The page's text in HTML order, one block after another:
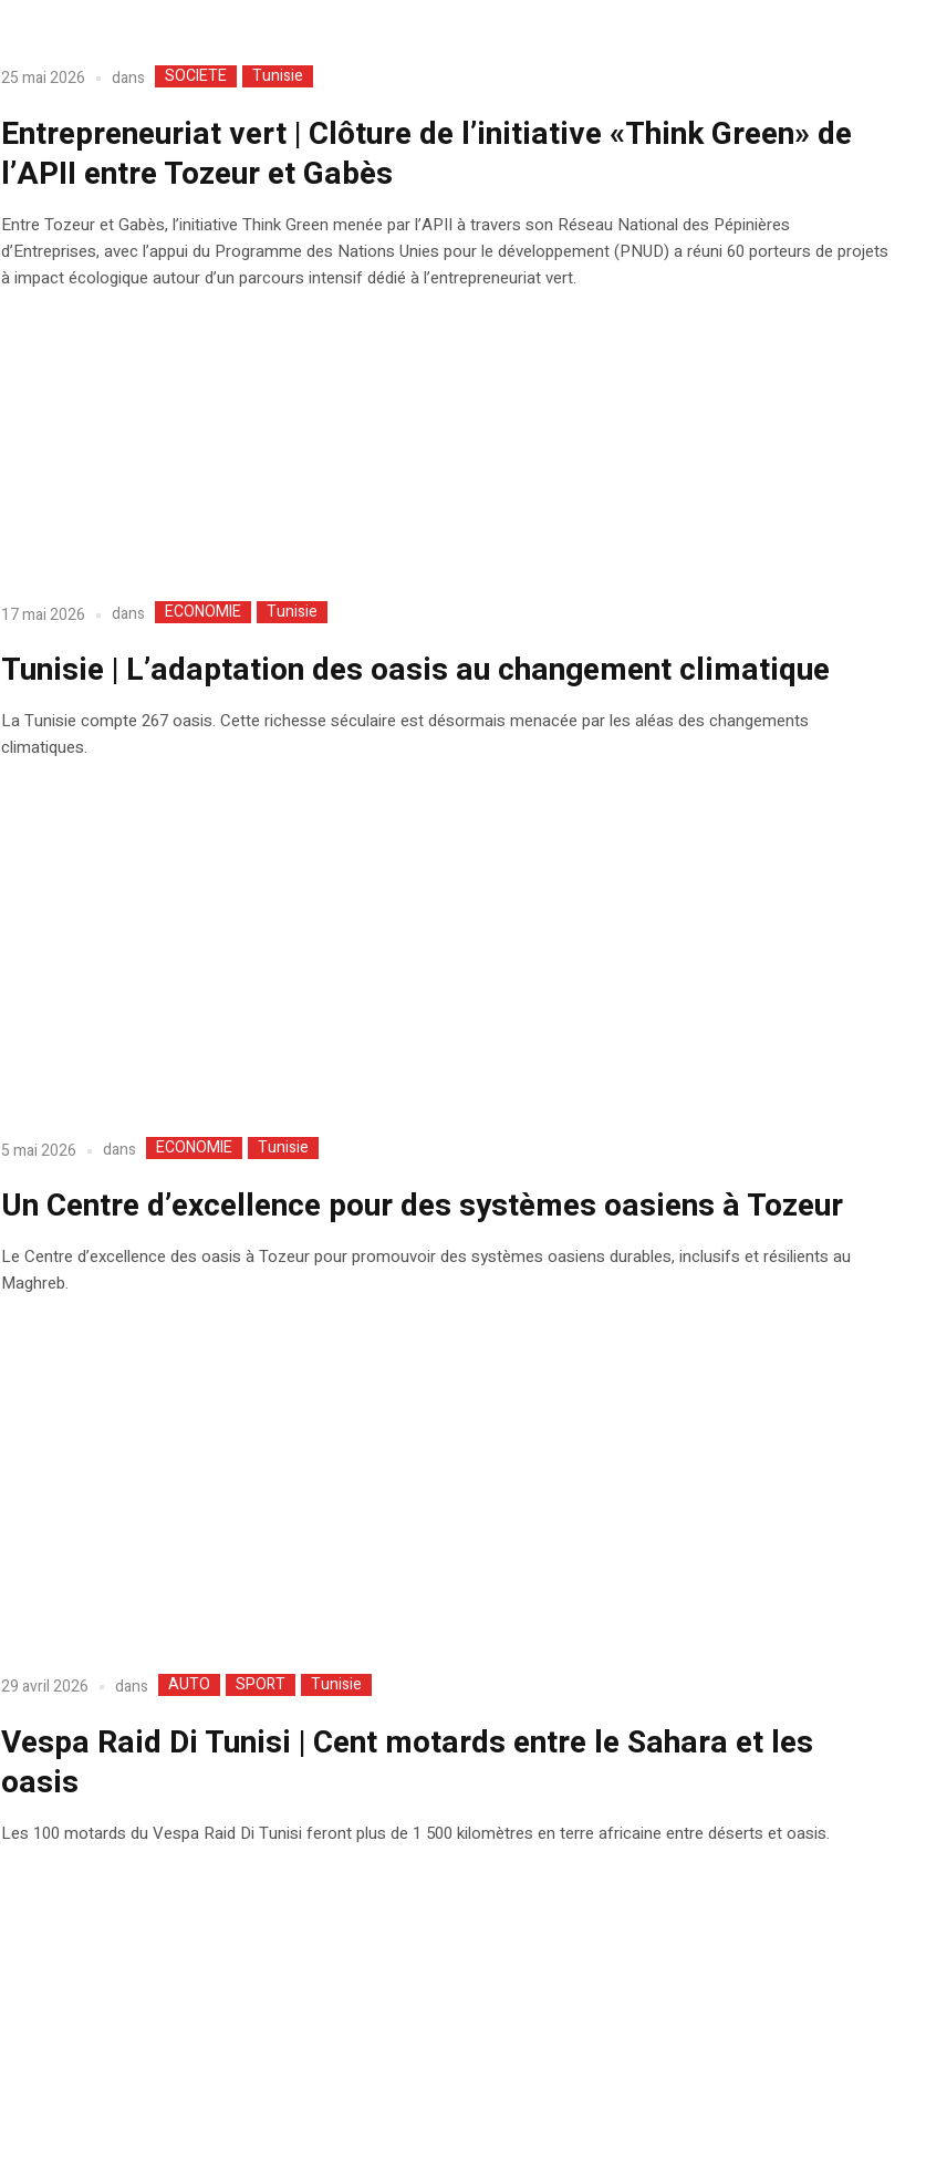
25 mai 2026 dans SOCIETE Tunisie
Entrepreneuriat vert | Clôture de l’initiative «Think Green» de
l’APII entre Tozeur et Gabès
Entre Tozeur et Gabès, l’initiative Think Green menée par l’APII à travers son Réseau National des Pépinières
d’Entreprises, avec l’appui du Programme des Nations Unies pour le développement (PNUD) a réuni 60 porteurs de projets
à impact écologique autour d’un parcours intensif dédié à l’entrepreneuriat vert.
17 mai 2026 dans ECONOMIE Tunisie
Tunisie | L’adaptation des oasis au changement climatique
La Tunisie compte 267 oasis. Cette richesse séculaire est désormais menacée par les aléas des changements
climatiques.
5 mai 2026 dans ECONOMIE Tunisie
Un Centre d’excellence pour des systèmes oasiens à Tozeur
Le Centre d’excellence des oasis à Tozeur pour promouvoir des systèmes oasiens durables, inclusifs et résilients au
Maghreb.
29 avril 2026 dans AUTO SPORT Tunisie
Vespa Raid Di Tunisi | Cent motards entre le Sahara et les
oasis
Les 100 motards du Vespa Raid Di Tunisi feront plus de 1 500 kilomètres en terre africaine entre déserts et oasis.